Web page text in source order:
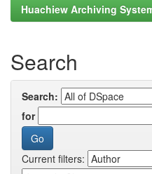
Huachiew Archiving
Search
Search:
for
Current filters: